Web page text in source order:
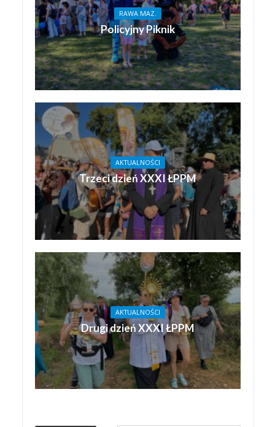
RAWA MAZ.
Policyjny Piknik
AKTUALNOŚCI
Trzeci dzień XXXI ŁPPM
AKTUALNOŚCI
Drugi dzień XXXI ŁPPM